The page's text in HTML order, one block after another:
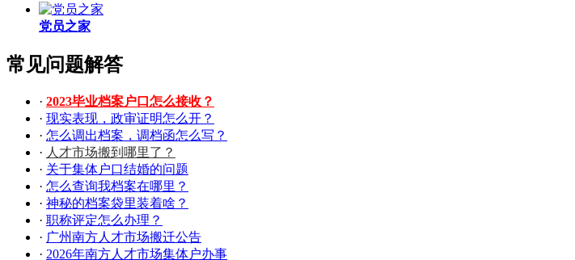
党员之家
常见问题解答
· 2023毕业档案户口怎么接收？
· 现实表现，政审证明怎么开？
· 怎么调出档案，调档函怎么写？
· 人才市场搬到哪里了？
· 关于集体户口结婚的问题
· 怎么查询我档案在哪里？
· 神秘的档案袋里装着啥？
· 职称评定怎么办理？
· 广州南方人才市场搬迁公告
· 2026年南方人才市场集体户办事